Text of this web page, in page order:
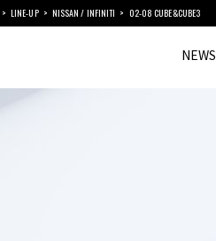
LINE-UP NISSAN / INFINITI 02-08 CUBE&CUBE3
NEWS